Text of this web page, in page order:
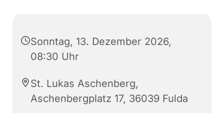
Sonntag, 13. Dezember 2026,
08:30 Uhr
St. Lukas Aschenberg,
Aschenbergplatz 17, 36039 Fulda